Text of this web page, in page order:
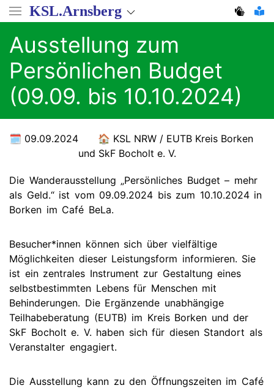
Direkt
zum
Inhalt
KSL.Arnsberg
Ausstellung zum
Persönlichen Budget
(09.09. bis 10.10.2024)
09.09.2024
KSL NRW / EUTB Kreis Borken
und SkF Bocholt e. V.
Die Wanderausstellung „Persönliches Budget – mehr
als Geld.“ ist vom 09.09.2024 bis zum 10.10.2024 in
Borken im Café BeLa.
Besucher*innen können sich über vielfältige
Möglichkeiten dieser Leistungsform informieren. Sie
ist ein zentrales Instrument zur Gestaltung eines
selbstbestimmten Lebens für Menschen mit
Behinderungen. Die Ergänzende unabhängige
Teilhabeberatung (EUTB) im Kreis Borken und der
SkF Bocholt e. V. haben sich für diesen Standort als
Veranstalter engagiert.
Die Ausstellung kann zu den Öffnungszeiten im Café